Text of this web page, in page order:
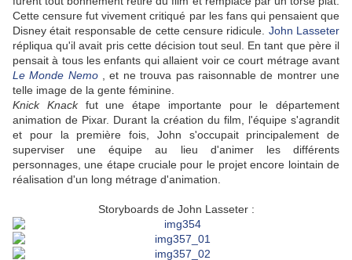
Cette censure fut vivement critiqué par les fans qui pensaient que
Disney était responsable de cette censure ridicule. John Lasseter
répliqua qu'il avait pris cette décision tout seul. En tant que père il
pensait à tous les enfants qui allaient voir ce court métrage avant
Le Monde Nemo
, et ne trouva pas raisonnable de montrer une
telle image de la gente féminine.
Knick Knackfut une étape importante pour le département
animation de Pixar. Durant la création du film, l'équipe s'agrandit
et pour la première fois, John s'occupait principalement de
superviser une équipe au lieu d'animer les différents
personnages, une étape cruciale pour le projet encore lointain de
réalisation d'un long métrage d'animation.
Storyboards de John Lasseter :